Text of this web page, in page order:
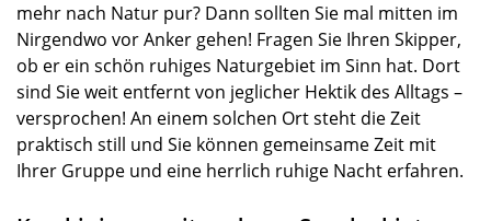
mehr nach Natur pur? Dann sollten Sie mal mitten im
Nirgendwo vor Anker gehen! Fragen Sie Ihren Skipper,
ob er ein schön ruhiges Naturgebiet im Sinn hat. Dort
sind Sie weit entfernt von jeglicher Hektik des Alltags –
versprochen! An einem solchen Ort steht die Zeit
praktisch still und Sie können gemeinsame Zeit mit
Ihrer Gruppe und eine herrlich ruhige Nacht erfahren.